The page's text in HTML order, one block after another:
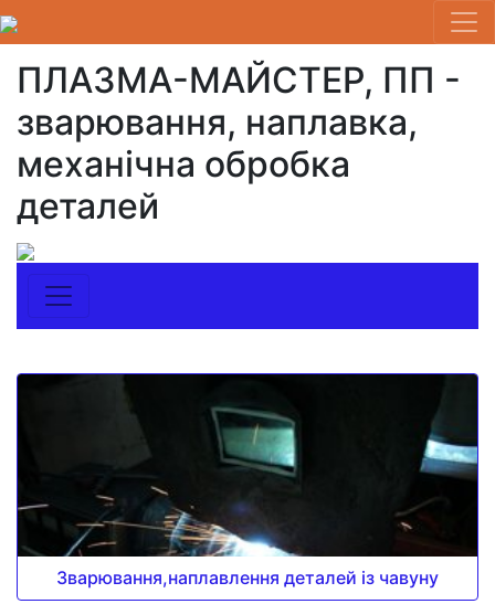
ПЛАЗМА-МАЙСТЕР, ПП -
зварювання, наплавка,
механічна обробка
деталей
Зварювання,наплавлення деталей із чавуну